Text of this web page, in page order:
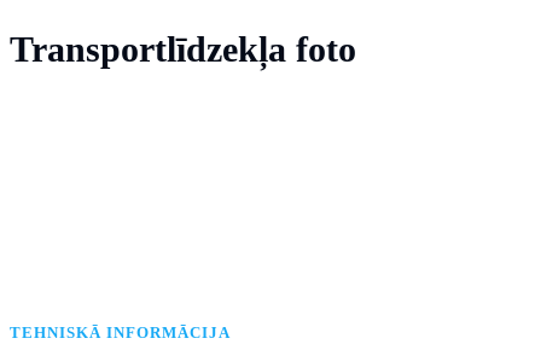
Transportlīdzekļa foto
TEHNISKĀ INFORMĀCIJA